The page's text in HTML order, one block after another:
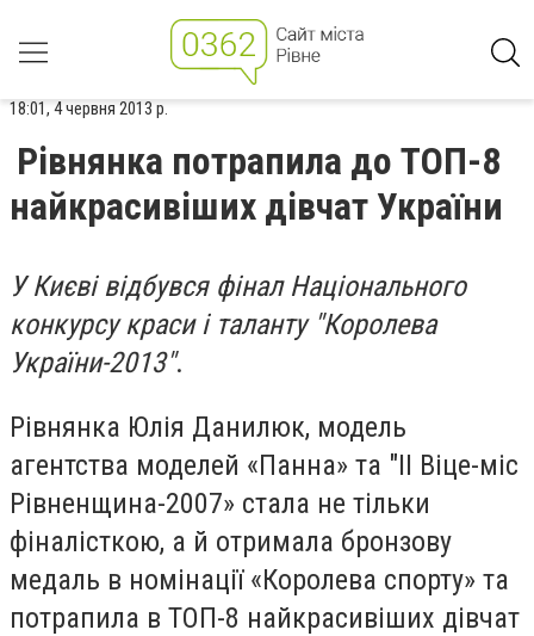
18:01, 4 червня 2013 р.
Рівнянка потрапила до ТОП-8
найкрасивіших дівчат України
У Києві відбувся фінал Національного
конкурсу краси і таланту "Королева
України-2013".
Рівнянка Юлія Данилюк, модель
агентства моделей «Панна» та "ІІ Віце-міс
Рівненщина-2007» стала не тільки
фіналісткою, а й отримала бронзову
медаль в номінації «Королева спорту» та
потрапила в ТОП-8 найкрасивіших дівчат